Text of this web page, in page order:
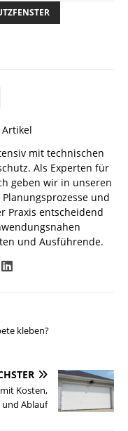
Artikel
mit technischen
Als Experten für
geben wir in unseren
und
Praxis entscheidend
und Ausführende.
kleben?
Kosten,
Ablauf